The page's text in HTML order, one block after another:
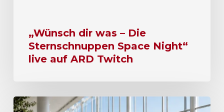
„Wünsch dir was – Die
Sternschnuppen Space Night“
live auf ARD Twitch